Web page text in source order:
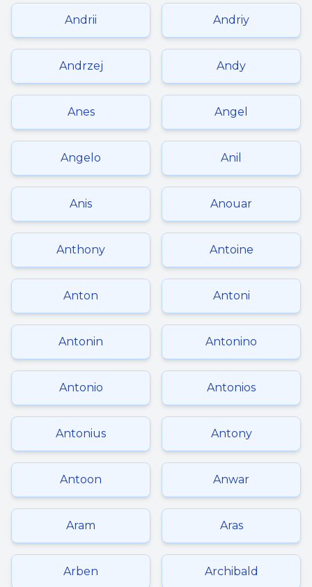
Andrii Andriy
Andrzej Andy
Anes Angel
Angelo Anil
Anis Anouar
Anthony Antoine
Anton Antoni
Antonin Antonino
Antonio Antonios
Antonius Antony
Antoon Anwar
Aram Aras
Arben Archibald